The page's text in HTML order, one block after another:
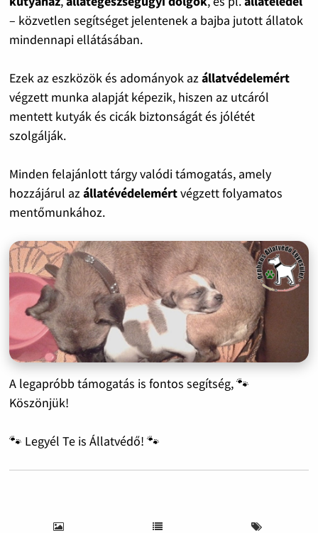
– közvetlen segítséget jelentenek a bajba jutott állatok
mindennapi ellátásában.
Ezek az eszközök és adományok azállatvédelemért
végzett munka alapját képezik, hiszen az utcáról
mentett kutyák és cicák biztonságát és jólétét
szolgálják.
Minden felajánlott tárgy valódi támogatás, amely
hozzájárul azállatévédelemértvégzett folyamatos
mentőmunkához.
A legapróbb támogatás is fontos segítség, 🐾
Köszönjük!
🐾 Legyél Te is Állatvédő! 🐾